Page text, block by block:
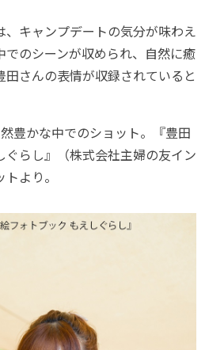
キャンプデートの気分が味わえ
でのシーンが収められ、自然に癒
さんの表情が収録されていると
豊かな中でのショット。『豊田
らし』（株式会社主婦の友イン
より。